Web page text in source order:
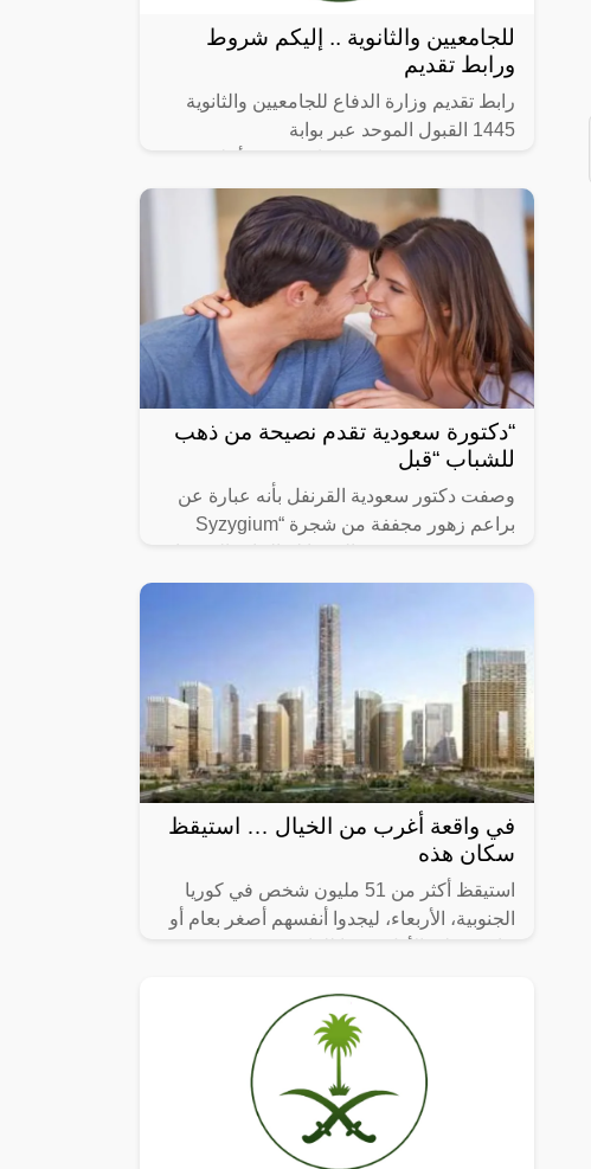
للجامعيين والثانوية .. إليكم شروط
ورابط تقديم
رابط تقديم وزارة الدفاع للجامعيين والثانوية
1445 القبول الموحد عبر بوابة
وزارة الدفاع بالمملكة العربية السعودية متمثلة
“دكتورة سعودية تقدم نصيحة من ذهب
للشباب “قبل
وصفت دكتور سعودية القرنفل بأنه عبارة عن
براعم زهور مجففة من شجرة “Syzygium
“yrtaceae”، وهو نبات دائم الخضرة ينمو في
في واقعة أغرب من الخيال … استيقظ
سكان هذه
استيقظ أكثر من 51 مليون شخص في كوريا
الجنوبية، الأربعاء، ليجدوا أنفسهم أصغر بعام أو